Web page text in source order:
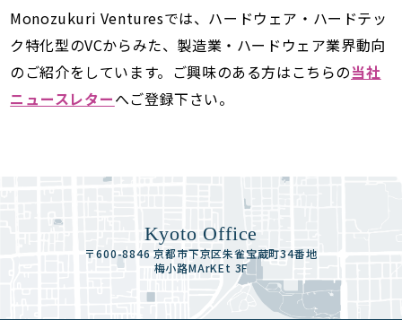
Monozukuri Venturesでは、ハードウェア・ハードテッ
ク特化型のVCからみた、製造業・ハードウェア業界動向
のご紹介をしています。ご興味のある方はこちらの当社
ニュースレターへご登録下さい。
Kyoto Office
〒600-8846 京都市下京区朱雀宝蔵町34番地
梅小路MArKEt 3F